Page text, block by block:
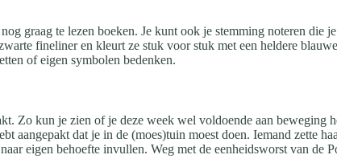
graag te lezen boeken. Je kunt ook je stemming noteren die
fineliner en kleurt ze stuk voor stuk met een heldere
of eigen symbolen bedenken.
Zo kun je zien of je deze week wel voldoende aan beweging
dat je in de (moes)tuin moest doen. Iemand zette
eigen behoefte invullen. Weg met de eenheidsworst van de